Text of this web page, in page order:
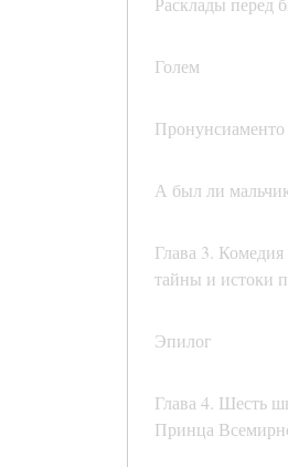
Голем
Пронунсиаменто
А был ли
Глава 3.
тайны и истоки
Эпилог
Глава 4. Шесть
Принца